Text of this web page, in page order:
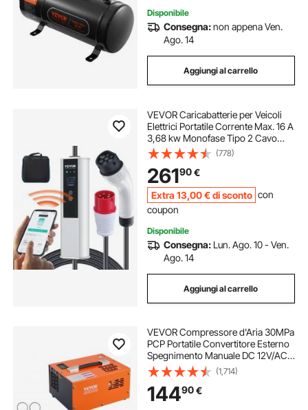
Disponibile
Consegna:non appena Ven.
Ago. 14
Aggiungi al carrello
VEVOR Caricabatterie per Veicoli
Elettrici Portatile Corrente Max. 16 A
3,68 kw Monofase Tipo 2 Cavo
Lunghezza 7,5m, Caricabatterie EV
Portatile IEC6219 Spina CEE16 con
Schermo LCD IP66 Cavo in TPU
(778)
26190€
Extra 13,00 €di sconto con
coupon
Disponibile
Consegna: Lun. Ago. 10 - Ven.
Ago. 14
Aggiungi al carrello
VEVOR Compressore d'Aria 30MPa
PCP Portatile Convertitore Esterno
Spegnimento Manuale DC 12V/AC
230V, Compressore d'Aria Portatile
ad Alta Pressione Senza Acqua
Senza Olio per Pistola Aria
Compressa
(1,714)
14490€